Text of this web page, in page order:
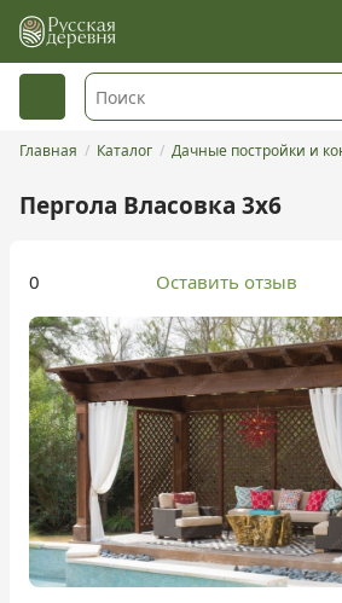
Главная Каталог Дачные постройки и
Пергола Власовка 3х6
0 Оставить отзыв